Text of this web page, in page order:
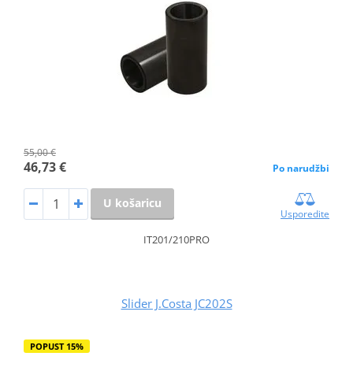
55,00 €
46,73 € Po narudžbi
U košaricu
Usporedite
IT201/210PRO
Slider J.Costa JC202S
POPUST 15%